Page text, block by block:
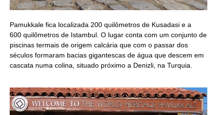
Pamukkale fica localizada 200 quilômetros de Kusadasi e a
600 quilômetros de Istambul. O lugar conta com um conjunto de
piscinas termais de origem calcária que com o passar dos
séculos formaram bacias gigantescas de água que descem em
cascata numa colina, situado próximo a Denizli, na Turquia.